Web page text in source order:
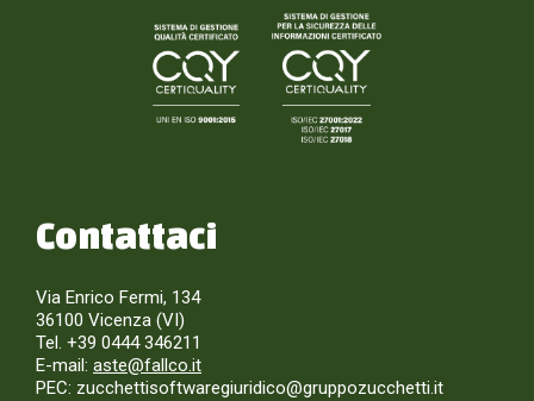
Contattaci
Via Enrico Fermi, 134
36100 Vicenza (VI)
Tel. +39 0444 346211
E-mail: aste@fallco.it
PEC: zucchettisoftwaregiuridico@gruppozucchetti.it